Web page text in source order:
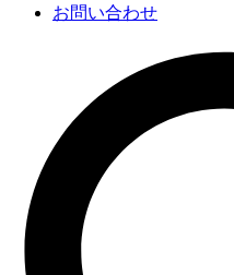
お問い合わせ